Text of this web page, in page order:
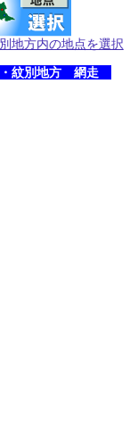
地方内の地点を選択
紋別地方 網走